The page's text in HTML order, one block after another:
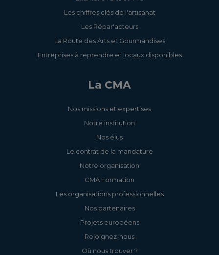
Les chiffres clés de l'artisanat
Les Répar'acteurs
La Route des Arts et Gourmandises
Entreprises à reprendre et locaux disponibles
La CMA
Nos missions et expertises
Notre institution
Nos élus
Le contrat de la mandature
Notre organisation
CMA Formation
Les organisations professionnelles
Nos partenaires
Projets européens
Rejoignez-nous
Où nous trouver ?